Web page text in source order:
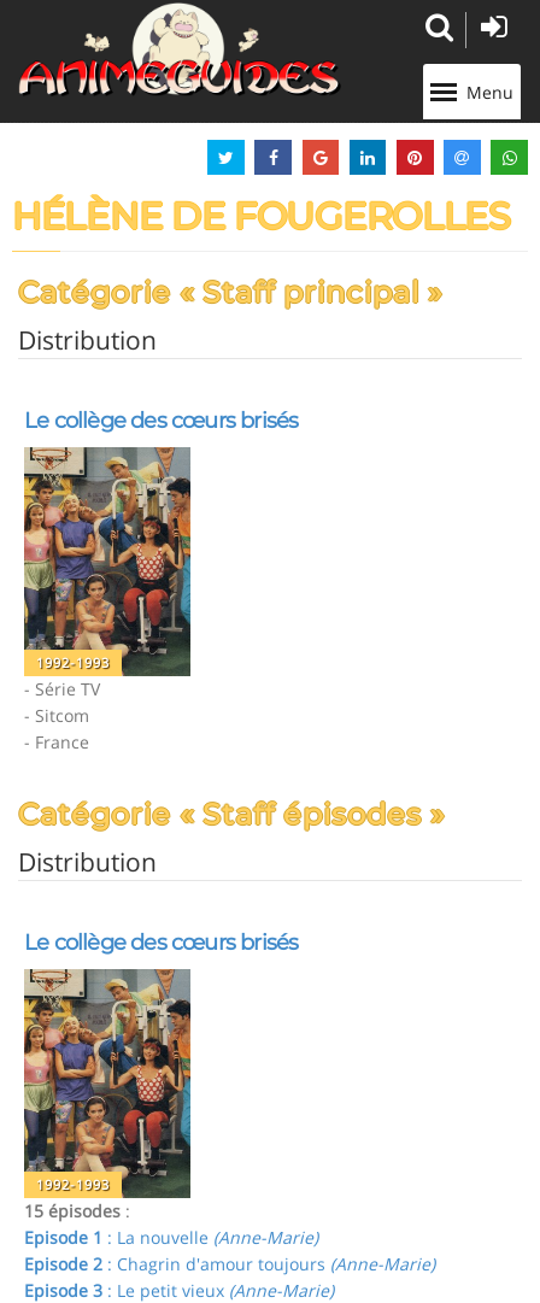
Menu
HÉLÈNE DE FOUGEROLLES
Catégorie « Staff principal »
Distribution
Le collège des cœurs brisés
1992-1993
- Série TV
- Sitcom
- France
Catégorie « Staff épisodes »
Distribution
Le collège des cœurs brisés
1992-1993
15 épisodes :
Episode 1 : La nouvelle (Anne-Marie)
Episode 2 : Chagrin d'amour toujours (Anne-Marie)
Episode 3 : Le petit vieux (Anne-Marie)
Panneau de gestion des cookies